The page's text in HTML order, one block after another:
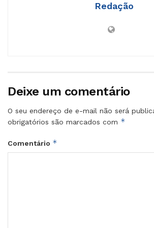
Redação
Deixe um comentário
O seu endereço de e-mail não será
obrigatórios são marcados com *
Comentário *